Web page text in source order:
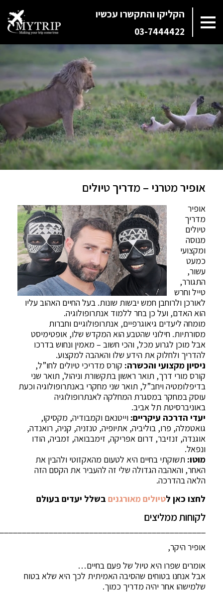
הקליקו והתקשרו עכשיו
03-7444422
אופיר מטרני – מדריך טיולים
אופיר
מדריך
טיולים
מנוסה
ומקצועי
כמעט
עשור,
התגורר,
טייל וחרש
לאורכן ולרוחבן חמש יבשות שונות. בעל החיים האהוב עליו
הוא האדם, ועל כן בחר ללמוד אנתרופולוגיה.
מומחה ליעדים גיאוגרפיים, אנתרופולוגיים וחברות
מסורתיות. חילוני שהטבע הוא המקדש שלו, אופטימיסט
אבל מוכן לגרוע מכל, והכי חשוב – מאמין ונחוש בדרכו
להדריך ולחלוק את הידע שלו והאהבה למקצוע.
ניסיון מקצועי והכשרה: קורס מדריכי טיולים לחו”ל,
קורס מורי דרך, תואר ראשון בתקשורת וניהול, תואר שני
בדיפלומטיה ויחב”ל, תואר שני מחקרי באנתרופולוגיה וכעת
עוסק במחקר במסגרת המחלקה לאנתרופולוגיה
באוניברסיטת תל אביב.
יעדי הדרכה עיקריים: וייטנאם וקמבודיה, מקסיקו,
גואטמלה, פרו, בוליביה, אתיופיה, טנזניה, קניה, רואנדה,
אוגנדה, זנזיבר, דרום אפריקה, זימבבואה, זמביה, הודו
ונפאל.
מוטו: תשוקתי בחיים היא לטעום מהאקזוטי ולהבין את
האחר, והאהבה הגדולה שלי זה להעביר את הקסם הזה
הלאה בהדרכה.
לחצו כאן לטיולים מאורגנים בשלל יעדים בעולם
לקוחות ממליצים
אופיר היקר,
אומרים שפרו היא טיול של פעם בחיים…
אבל אנחנו בטוחים שהסיבה האמיתית לכך היא שלא בטוח
שלמישהו אחר יהיה מדריך כמוך.